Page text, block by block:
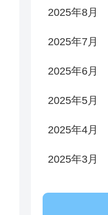
2025年8月
2025年7月
2025年6月
2025年5月
2025年4月
2025年3月